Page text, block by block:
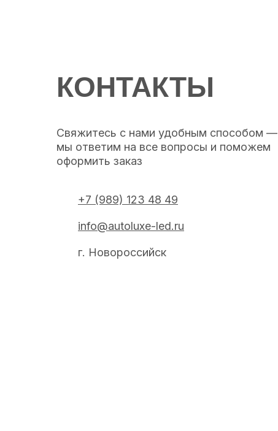
КОНТАКТЫ
Свяжитесь с нами удобным способом —
мы ответим на все вопросы и поможем
оформить заказ
+7 (989) 123 48 49
info@autoluxe-led.ru
г. Новороссийск